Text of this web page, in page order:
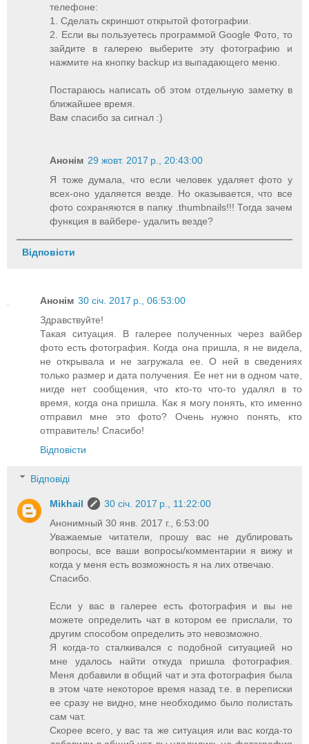
телефоне:
1. Сделать скриншот открытой фотографии.
2. Если вы пользуетесь программой Google Фото, то
зайдите в галерею выберите эту фотографию и
нажмите на кнопку backup из выпадающего меню.
Постараюсь написать об этом отдельную заметку в
ближайшее время.
Вам спасибо за сигнал :)
Анонім 29 жовт. 2017 р., 20:43:00
Я тоже думала, что если человек удаляет фото у
всех-оно удаляется везде. Но оказывается, что все
фото сохраняются в папку .thumbnails!!! Тогда зачем
функция в вайбере- удалить везде?
Відповісти
Анонім 30 січ. 2017 р., 06:53:00
Здравствуйте!
Такая ситуация. В галерее полученных через вайбер
фото есть фотография. Когда она пришла, я не видела,
не открывала и не загружала ее. О ней в сведениях
только размер и дата получения. Ее нет ни в одном чате,
нигде нет сообщения, что кто-то что-то удалял в то
время, когда она пришла. Как я могу понять, кто именно
отправил мне это фото? Очень нужно понять, кто
отправитель! Спасибо!
Відповісти
Відповіді
Mikhail
30 січ. 2017 р., 11:22:00
Анонимный 30 янв. 2017 г., 6:53:00
Уважаемые читатели, прошу вас не дублировать
вопросы, все ваши вопросы/комментарии я вижу и
когда у меня есть возможность я на лих отвечаю.
Спасибо.
Если у вас в галерее есть фотография и вы не
можете определить чат в котором ее прислали, то
другим способом определить это невозможно.
Я когда-то сталкивался с подобной ситуацией но
мне удалось найти откуда пришла фотография.
Меня добавили в общий чат и эта фотография была
в этом чате некоторое время назад т.е. в переписки
ее сразу не видно, мне необходимо было полистать
сам чат.
Скорее всего, у вас та же ситуация или вас когда-то